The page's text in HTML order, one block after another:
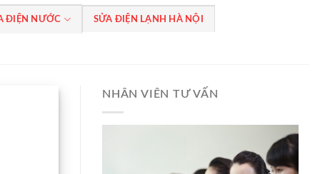
ĐIỆN NƯỚC SỬA ĐIỆN LẠNH HÀ NỘI
NHÂN VIÊN TƯ VẤN